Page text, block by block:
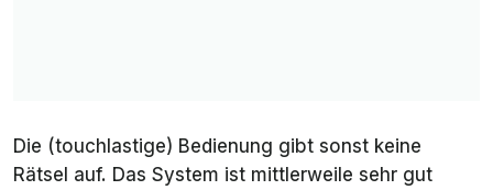
Die (touchlastige) Bedienung gibt sonst keine
Rätsel auf. Das System ist mittlerweile sehr gut